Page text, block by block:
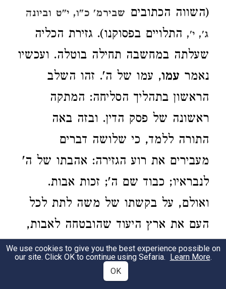
(השווה הכתובים שבירמ' כ"ו, י"ט וביונה
ג', י', התלויים בפסוקנו). גזירת הכליה
שעלתה במחשבה תחילה בוטלה. ועכשיו
נאמר עמו, עמו של ה'. זהו השלב
הראשון בתהליך הסליחה: המתקה
ראשונה של פסק הדין. ובזה באה
התורה ללמד, כי שלושה דברים
מעבירים את רוע הגזירה: אהבתו של ה'
לנבראיו; כבוד שם ה'; זכות אבות.
ואולם, על בקשתו של משה לתת לכל
העם את ארץ היעוד שהובטחה לאבות,
לא ניתנה לו תשובה. ניתנה לו רק
הבטחה שלילית, שלא תובא כליה על
We use cookies to give you the best experience possible on
our site. Click OK to continue using Sefaria. Learn More.
OK